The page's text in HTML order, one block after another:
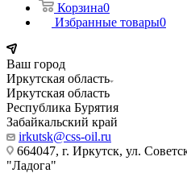
Корзина0
Избранные товары0
Ваш город
Иркутская область
Иркутская область
Республика Бурятия
Забайкальский край
irkutsk@css-oil.ru
664047, г. Иркутск, ул.
"Ладога"